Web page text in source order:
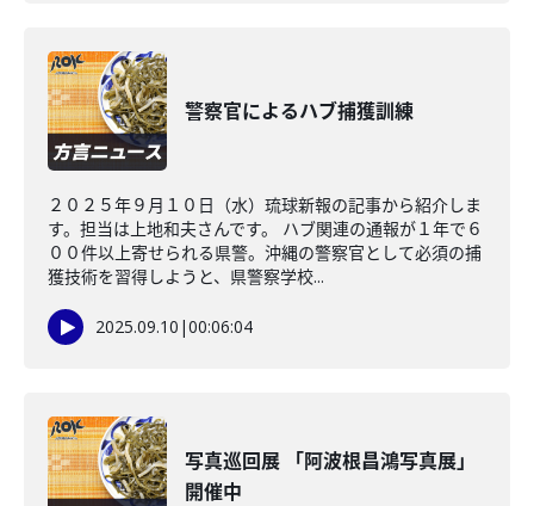
警察官によるハブ捕獲訓練
２０２５年９月１０日（水）琉球新報の記事から紹介しま
す。担当は上地和夫さんです。 ハブ関連の通報が１年で６
００件以上寄せられる県警。沖縄の警察官として必須の捕
獲技術を習得しようと、県警察学校...
2025.09.10 |00:06:04
写真巡回展 「阿波根昌鴻写真展」
開催中